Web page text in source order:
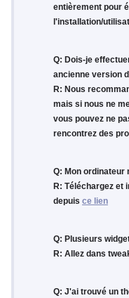
entièrement pour
l'installation/
Q: Dois-je
ancienne version
R: Nous
mais si nous ne
vous pouvez ne
rencontrez des
Q: Mon ordinateur
R: Téléchargez et
depuis ce lien
Q: Plusieurs
R: Allez dans
Q: J'ai trouvé un